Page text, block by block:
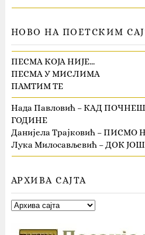
НОВО НА ПОЕТСКИМ
ПЕСМА КОЈА НИЈЕ…
ПЕСМА У МИСЛИМА
ПАМТИМ ТЕ
Нада Павловић – КАД
ГОДИНЕ
Данијела Трајковић –
Лука Милосављевић – ДОК
АРХИВА САЈТА